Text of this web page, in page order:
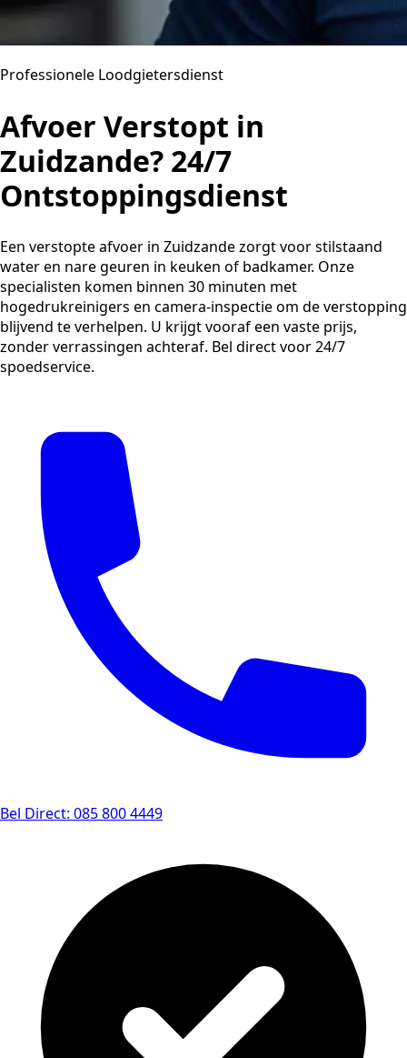
Professionele Loodgietersdienst
Afvoer Verstopt in
Zuidzande? 24/7
Ontstoppingsdienst
Een verstopte afvoer in Zuidzande zorgt voor stilstaand
water en nare geuren in keuken of badkamer. Onze
specialisten komen binnen 30 minuten met
hogedrukreinigers en camera-inspectie om de verstopping
blijvend te verhelpen. U krijgt vooraf een vaste prijs,
zonder verrassingen achteraf. Bel direct voor 24/7
spoedservice.
Bel Direct: 085 800 4449